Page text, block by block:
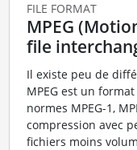
FILE FORMAT
MPEG
file
Il existe peu de
MPEG est un
normes MPEG-1,
compression avec
fichiers moins